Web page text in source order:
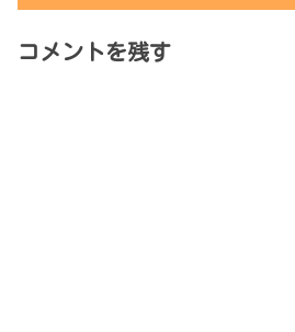
コメントを残す